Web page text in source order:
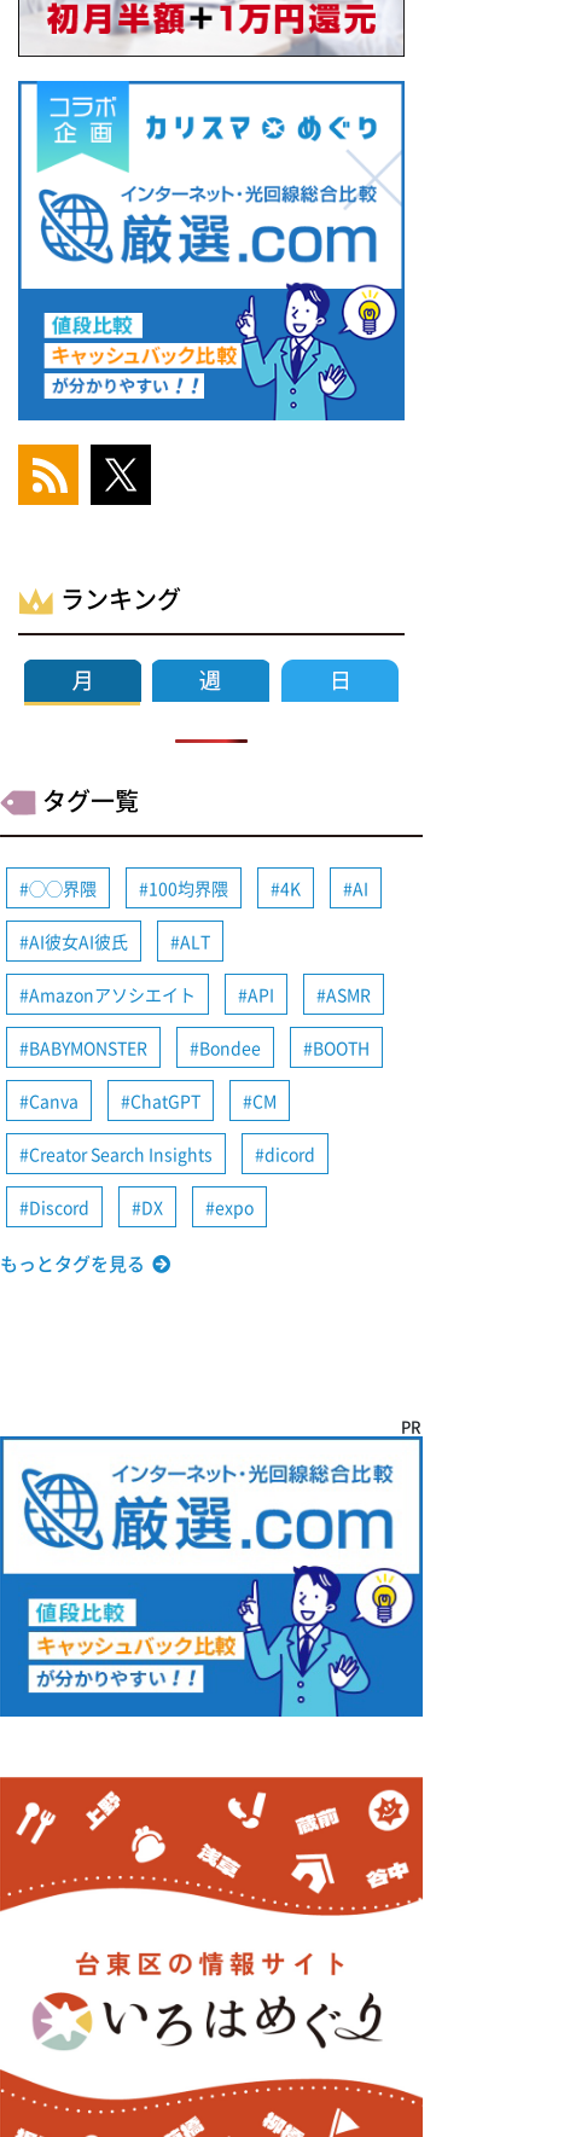
ランキング
タグ一覧
◯◯界隈 100均界隈 4K AI
AI彼女AI彼氏 ALT
Amazonアソシエイト API ASMR
BABYMONSTER Bondee BOOTH
Canva ChatGPT CM
Creator Search Insights dicord
Discord DX expo
もっとタグを見る
PR